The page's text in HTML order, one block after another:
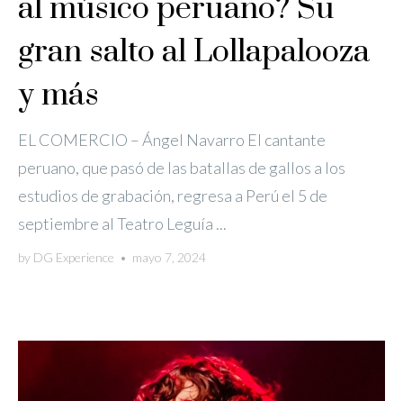
al músico peruano? Su
gran salto al Lollapalooza
y más
EL COMERCIO – Ángel Navarro El cantante
peruano, que pasó de las batallas de gallos a los
estudios de grabación, regresa a Perú el 5 de
septiembre al Teatro Leguía ...
by DG Experience • mayo 7, 2024